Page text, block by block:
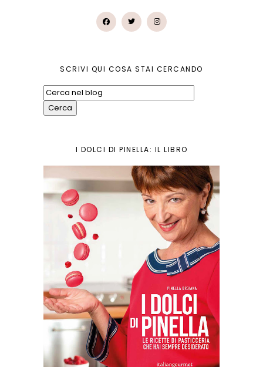
SCRIVI QUI COSA STAI CERCANDO
I DOLCI DI PINELLA: IL LIBRO